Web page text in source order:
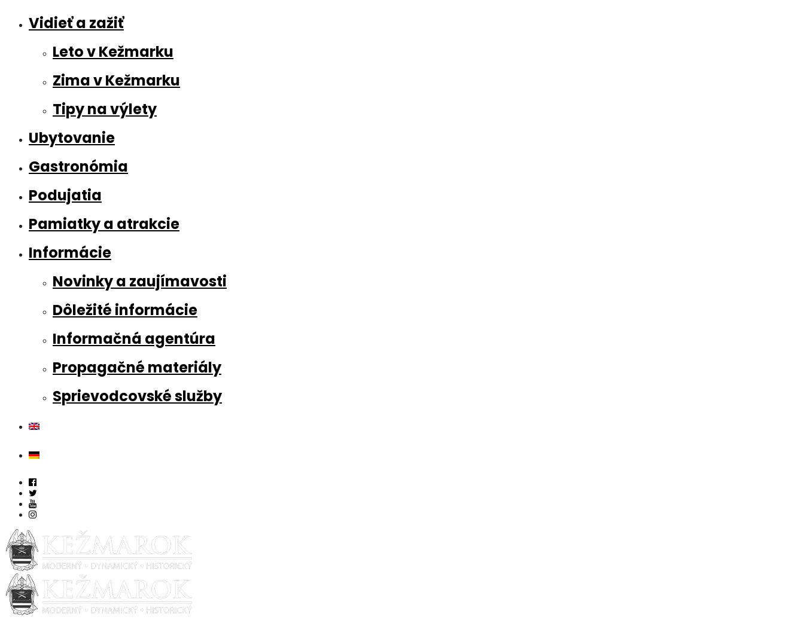
Vidieť a zažiť
Leto v Kežmarku
Zima v Kežmarku
Tipy na výlety
Ubytovanie
Gastronómia
Podujatia
Pamiatky a atrakcie
Informácie
Novinky a zaujímavosti
Dôležité informácie
Informačná agentúra
Propagačné materiály
Sprievodcovské služby